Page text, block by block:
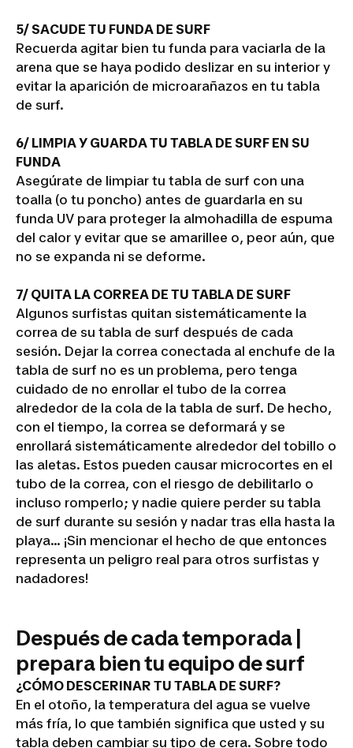
5/ SACUDE TU FUNDA DE SURF
Recuerda agitar bien tu funda para vaciarla de la
arena que se haya podido deslizar en su interior y
evitar la aparición de microarañazos en tu tabla
de surf.
6/ LIMPIA Y GUARDA TU TABLA DE SURF EN SU
FUNDA
Asegúrate de limpiar tu tabla de surf con una
toalla (o tu poncho) antes de guardarla en su
funda UV para proteger la almohadilla de espuma
del calor y evitar que se amarillee o, peor aún, que
no se expanda ni se deforme.
7/ QUITA LA CORREA DE TU TABLA DE SURF
Algunos surfistas quitan sistemáticamente la
correa de su tabla de surf después de cada
sesión. Dejar la correa conectada al enchufe de la
tabla de surf no es un problema, pero tenga
cuidado de no enrollar el tubo de la correa
alrededor de la cola de la tabla de surf. De hecho,
con el tiempo, la correa se deformará y se
enrollará sistemáticamente alrededor del tobillo o
las aletas. Estos pueden causar microcortes en el
tubo de la correa, con el riesgo de debilitarlo o
incluso romperlo; y nadie quiere perder su tabla
de surf durante su sesión y nadar tras ella hasta la
playa... ¡Sin mencionar el hecho de que entonces
representa un peligro real para otros surfistas y
nadadores!
Después de cada temporada |
prepara bien tu equipo de surf
¿CÓMO DESCERINAR TU TABLA DE SURF?
En el otoño, la temperatura del agua se vuelve
más fría, lo que también significa que usted y su
tabla deben cambiar su tipo de cera. Sobre todo